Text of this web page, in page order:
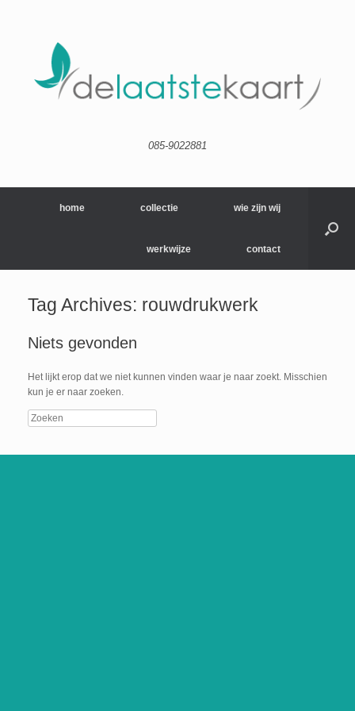
085-9022881
home collectie wie zijn wij
werkwijze contact
Tag Archives: rouwdrukwerk
Niets gevonden
Het lijkt erop dat we niet kunnen vinden waar je naar zoekt. Misschien
kun je er naar zoeken.